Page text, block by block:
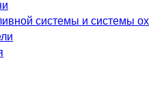
системы и системы